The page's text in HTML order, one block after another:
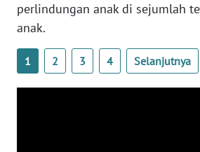
perlindungan anak di sejumlah
anak.
1 2 3 4 Selanjutnya
WN